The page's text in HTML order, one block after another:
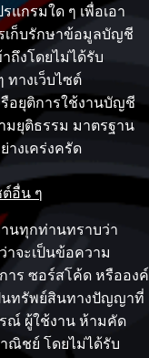
กรมใด ๆ เพื่อเอา
เก็บรักษาข้อมูลบัญชี
ถึงโดยไม่ได้รับ
างเว็บไซต์
รือยุติการใช้งานบัญชี
มยุติธรรม มาตรฐาน
งเคร่งครัด
ต์อื่น ๆ
านทุกท่านทราบว่า
จะเป็นข้อความ
าร ซอร์สโค้ด หรือองค์
นทรัพย์สินทางปัญญาที่
ณ์ ผู้ใช้งาน ห้ามคัด
ณิชย์ โดยไม่ได้รับ